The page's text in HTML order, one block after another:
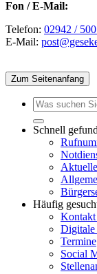
Fon / E-Mail:
Telefon: 02942 /
E-Mail:
Zum Seitenanfang
Schnell
Häufig
Kontakt
Digitale
Termine
Social